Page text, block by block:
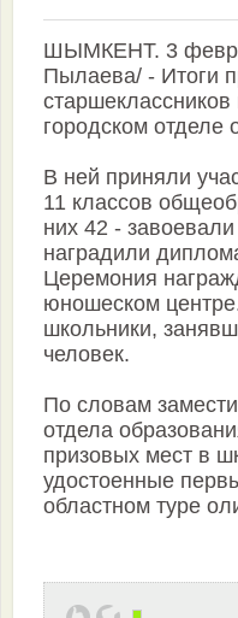
ШЫМКЕНТ. 3
Пылаева/ - Итоги
городском отделе
В ней приняли
11 классов
них 42 -
наградили
Церемония
юношеском
школьники,
человек.
По словам
отдела
призовых мест в
удостоенные
областном туре